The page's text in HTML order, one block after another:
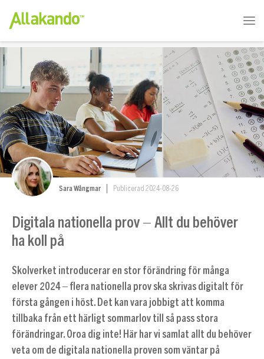
Sara Wångmar Publicerad 2024-08-26
Digitala nationella prov – Allt du behöver
ha koll på
Skolverket introducerar en stor förändring för många
elever 2024 – flera nationella prov ska skrivas digitalt för
första gången i höst. Det kan vara jobbigt att komma
tillbaka från ett härligt sommarlov till så pass stora
förändringar. Oroa dig inte! Här har vi samlat allt du behöver
veta om de digitala nationella proven som väntar på